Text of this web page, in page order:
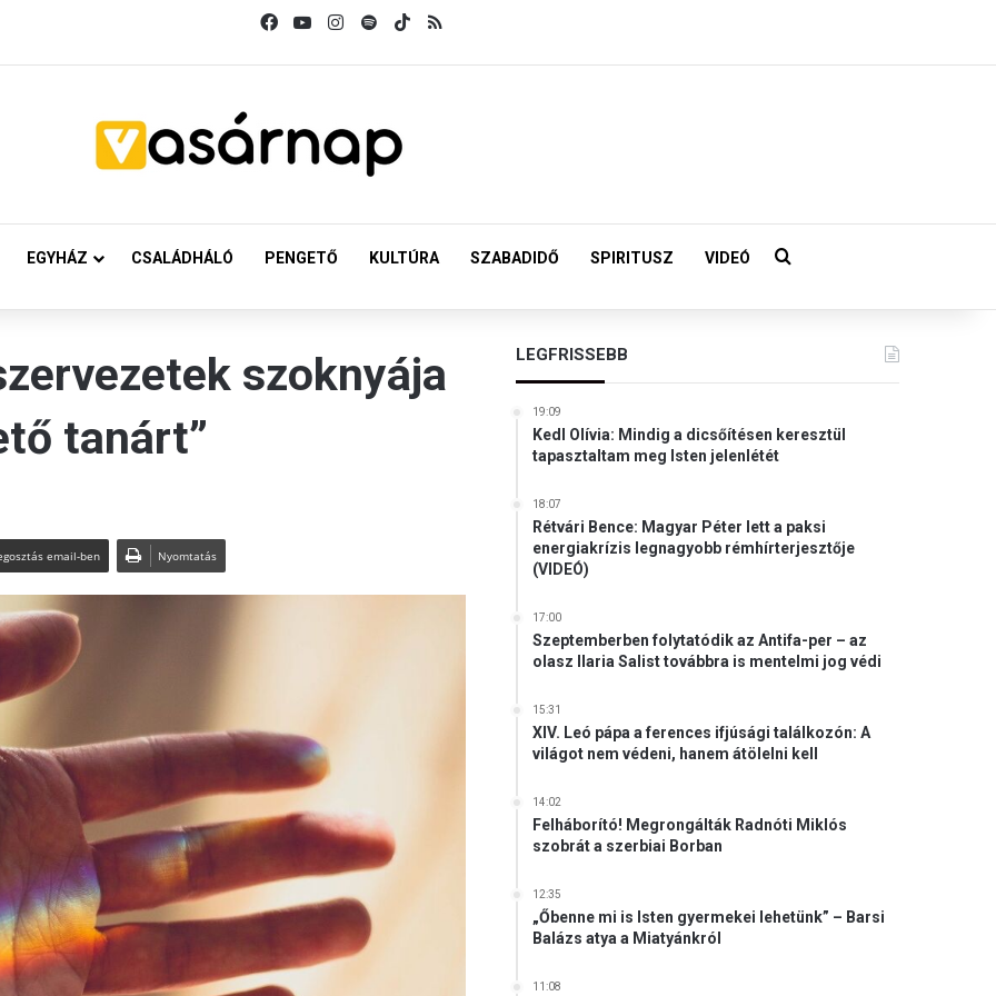
FacebookYouTubeInstagram
SpotifyTikTok
EGYHÁZ CSALÁDHÁLÓ PENGETŐ KULTÚRA SZABADIDŐ SPIRITUSZ VIDEÓ Keresés:
szoknyája
tanárt”
email-ben Nyomtatás
LEGFRISSEBB
19:09
Kedl Olívia: Mindig a dicsőítésen keresztül
tapasztaltam meg Isten jelenlétét
18:07
Rétvári Bence: Magyar Péter lett a paksi
energiakrízis legnagyobb rémhírterjesztője
(VIDEÓ)
17:00
Szeptemberben folytatódik az Antifa-per – az
olasz Ilaria Salist továbbra is mentelmi jog védi
15:31
XIV. Leó pápa a ferences ifjúsági találkozón: A
világot nem védeni, hanem átölelni kell
14:02
Felháborító! Megrongálták Radnóti Miklós
szobrát a szerbiai Borban
12:35
„Őbenne mi is Isten gyermekei lehetünk” – Barsi
Balázs atya a Miatyánkról
11:08